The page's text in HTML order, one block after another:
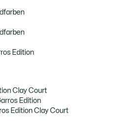
Edition
Clay Court
Edition
Edition Clay Court